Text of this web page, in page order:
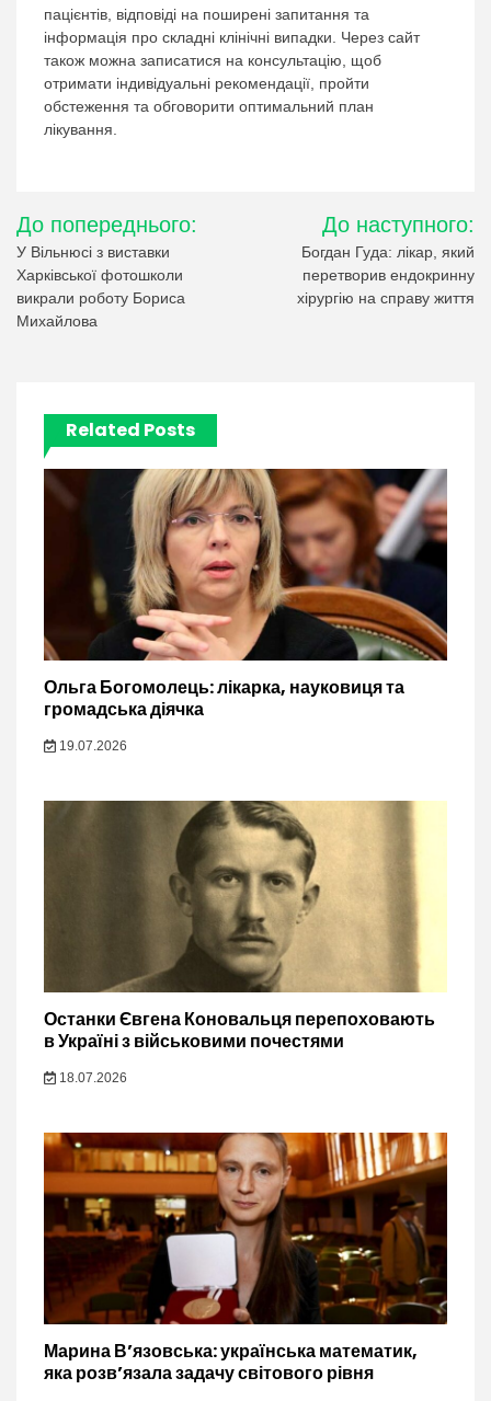
пацієнтів, відповіді на поширені запитання та
інформація про складні клінічні випадки. Через сайт
також можна записатися на консультацію, щоб
отримати індивідуальні рекомендації, пройти
обстеження та обговорити оптимальний план
лікування.
Навігація
записів
До попереднього:
У Вільнюсі з виставки
Харківської фотошколи
викрали роботу Бориса
Михайлова
До наступного:
Богдан Гуда: лікар, який
перетворив ендокринну
хірургію на справу життя
Related Posts
Ольга Богомолець: лікарка, науковиця та
громадська діячка
19.07.2026
Останки Євгена Коновальця перепоховають
в Україні з військовими почестями
18.07.2026
Марина В’язовська: українська математик,
яка розв’язала задачу світового рівня